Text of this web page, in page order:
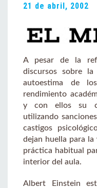
21 de abril, 2002
A pesar de la
discursos sobre
autoestima de
rendimiento
y con ellos su
utilizando
castigos
dejan huella para la
práctica habitual
interior del aula.
Albert Einstein